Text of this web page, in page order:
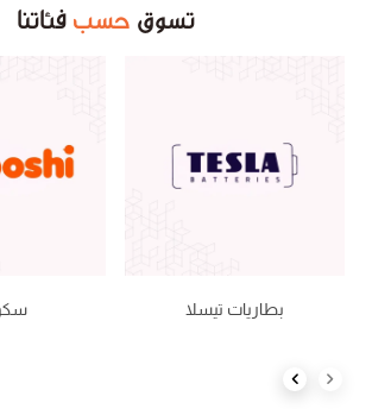
تسوق حسبفئاتنا
بطاريات تيسلا
Next slide
Previous slide